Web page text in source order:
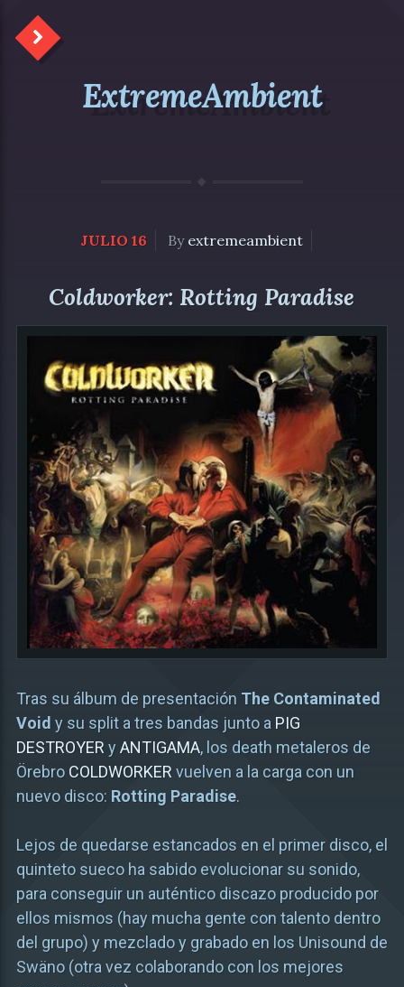
ExtremeAmbient
JULIO 16 By extremeambient
Coldworker: Rotting Paradise
Tras su álbum de presentación The Contaminated
Void y su split a tres bandas junto a PIG
DESTROYER yANTIGAMA, los death metaleros de
Örebro COLDWORKER vuelven a la carga con un
nuevo disco: Rotting Paradise.
Lejos de quedarse estancados en el primer disco, el
quinteto sueco ha sabido evolucionar su sonido,
para conseguir un auténtico discazo producido por
ellos mismos (hay mucha gente con talento dentro
del grupo) y mezclado y grabado en los Unisound de
Swäno (otra vez colaborando con los mejores